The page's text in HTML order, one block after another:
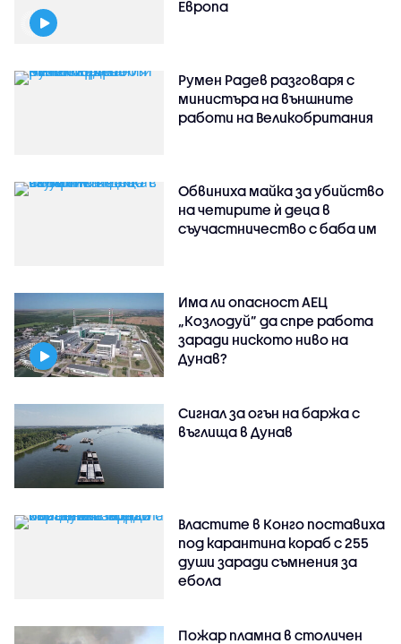
Европа
Румен Радев разговаря с
министъра на външните
работи на Великобритания
Обвиниха майка за убийство
на четирите ѝ деца в
съучастничество с баба им
Има ли опасност АЕЦ
„Козлодуй” да спре работа
заради ниското ниво на
Дунав?
Сигнал за огън на баржа с
въглища в Дунав
Властите в Конго поставиха
под карантина кораб с 255
души заради съмнения за
ебола
Пожар пламна в столичен